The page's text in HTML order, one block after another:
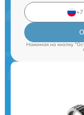
Нажимая на кнопку